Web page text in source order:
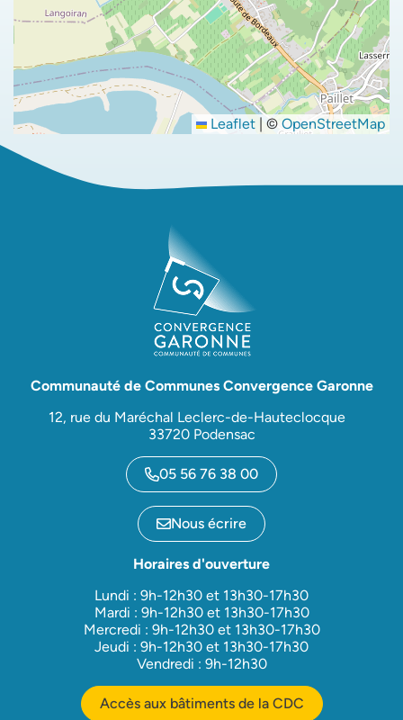
Leaflet | © OpenStreetMap
Communauté de Communes Convergence Garonne
12, rue du Maréchal Leclerc-de-Hauteclocque
33720 Podensac
05 56 76 38 00
Nous écrire
Horaires d'ouverture
Lundi : 9h-12h30 et 13h30-17h30
Mardi : 9h-12h30 et 13h30-17h30
Mercredi : 9h-12h30 et 13h30-17h30
Jeudi : 9h-12h30 et 13h30-17h30
Vendredi : 9h-12h30
Accès aux bâtiments de la CDC